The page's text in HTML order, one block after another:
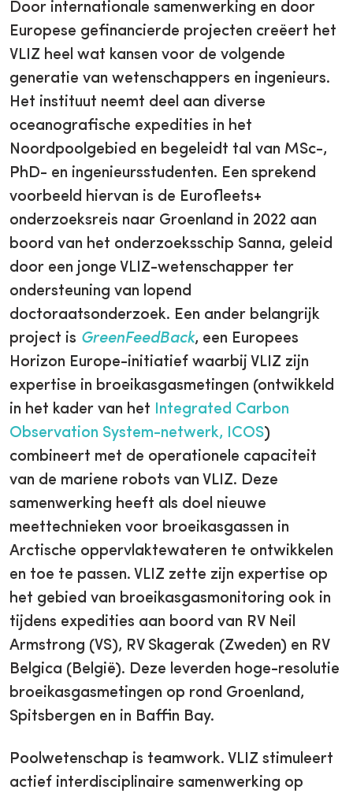
Door internationale samenwerking en door
Europese gefinancierde projecten creëert het
VLIZ heel wat kansen voor de volgende
generatie van wetenschappers en ingenieurs.
Het instituut neemt deel aan diverse
oceanografische expedities in het
Noordpoolgebied en begeleidt tal van MSc-,
PhD- en ingenieursstudenten. Een sprekend
voorbeeld hiervan is de Eurofleets+
onderzoeksreis naar Groenland in 2022 aan
boord van het onderzoeksschip Sanna, geleid
door een jonge VLIZ-wetenschapper ter
ondersteuning van lopend
doctoraatsonderzoek. Een ander belangrijk
project is GreenFeedBack, een Europees
Horizon Europe-initiatief waarbij VLIZ zijn
expertise in broeikasgasmetingen (ontwikkeld
in het kader van het Integrated Carbon
Observation System-netwerk, ICOS)
combineert met de operationele capaciteit
van de mariene robots van VLIZ. Deze
samenwerking heeft als doel nieuwe
meettechnieken voor broeikasgassen in
Arctische oppervlaktewateren te ontwikkelen
en toe te passen. VLIZ zette zijn expertise op
het gebied van broeikasgasmonitoring ook in
tijdens expedities aan boord van RV Neil
Armstrong (VS), RV Skagerak (Zweden) en RV
Belgica (België). Deze leverden hoge-resolutie
broeikasgasmetingen op rond Groenland,
Spitsbergen en in Baffin Bay.
Poolwetenschap is teamwork. VLIZ stimuleert
actief interdisciplinaire samenwerking op